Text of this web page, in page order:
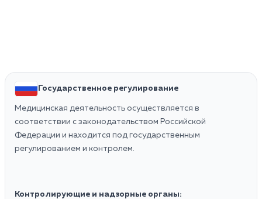
Государственное регулирование
Медицинская деятельность осуществляется в
соответствии с законодательством Российской
Федерации и находится под государственным
регулированием и контролем.
Контролирующие и надзорные органы: